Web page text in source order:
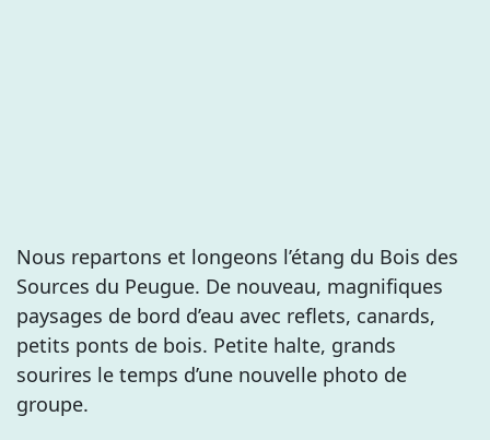
Nous repartons et longeons l’étang du Bois des
Sources du Peugue. De nouveau, magnifiques
paysages de bord d’eau avec reflets, canards,
petits ponts de bois. Petite halte, grands
sourires le temps d’une nouvelle photo de
groupe.